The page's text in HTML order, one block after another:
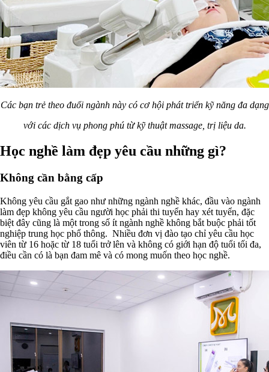
Các bạn trẻ theo đuổi ngành này có cơ hội phát triển kỹ năng đa dạng
với các dịch vụ phong phú từ kỹ thuật massage, trị liệu da.
Học nghề làm đẹp yêu cầu những gì?
Không cần bằng cấp
Không yêu cầu gắt gao như những ngành nghề khác, đầu vào ngành
làm đẹp không yêu cầu người học phải thi tuyển hay xét tuyển, đặc
biệt đây cũng là một trong số ít ngành nghề không bắt buộc phải tốt
nghiệp trung học phổ thông. Nhiều đơn vị đào tạo chỉ yêu cầu học
viên từ 16 hoặc từ 18 tuổi trở lên và không có giới hạn độ tuổi tối đa,
điều cần có là bạn đam mê và có mong muốn theo học nghề.